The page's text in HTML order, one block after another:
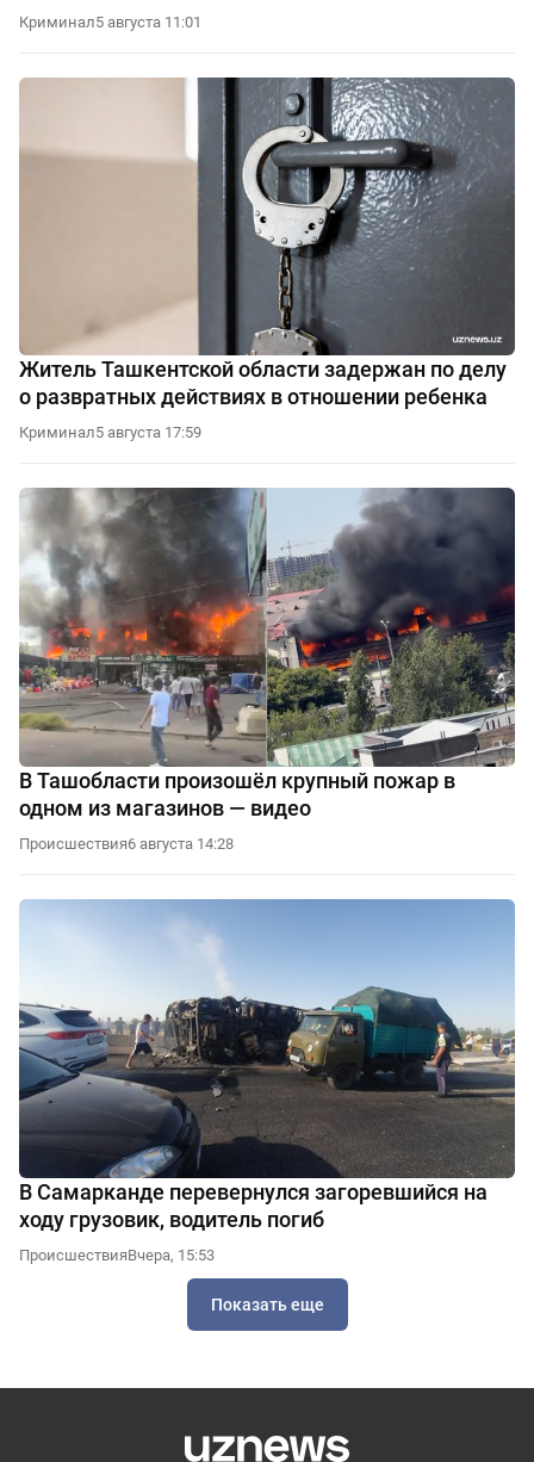
Криминал5 августа 11:01
Житель Ташкентской области задержан по делу
о развратных действиях в отношении ребенка
Криминал5 августа 17:59
В Ташобласти произошёл крупный пожар в
одном из магазинов — видео
Происшествия6 августа 14:28
В Самарканде перевернулся загоревшийся на
ходу грузовик, водитель погиб
ПроисшествияВчера, 15:53
Показать еще